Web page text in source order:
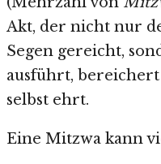
Akt, der nicht nur
Segen gereicht,
ausführt,
selbst ehrt.
Eine Mitzwa kann